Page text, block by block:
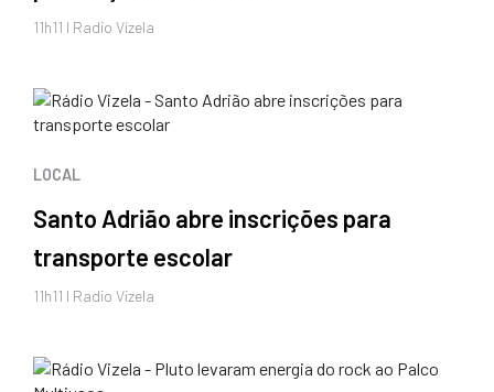
11h11 I Radio Vizela
LOCAL
Santo Adrião abre inscrições para
transporte escolar
11h11 I Radio Vizela